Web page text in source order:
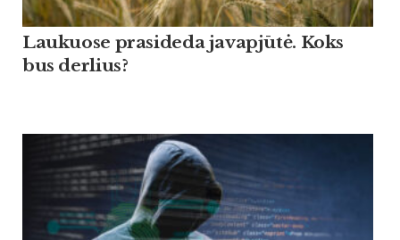
Lau­kuo­se pra­si­de­da ja­vapjūtė. Koks
bus der­lius?